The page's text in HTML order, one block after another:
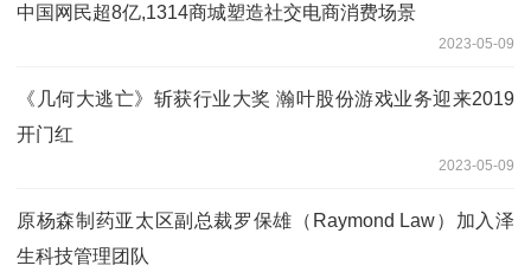
中国网民超8亿,1314商城塑造社交电商消费场景
2023-05-09
《几何大逃亡》斩获行业大奖 瀚叶股份游戏业务迎来2019
开门红
2023-05-09
原杨森制药亚太区副总裁罗保雄（Raymond Law）加入泽
生科技管理团队